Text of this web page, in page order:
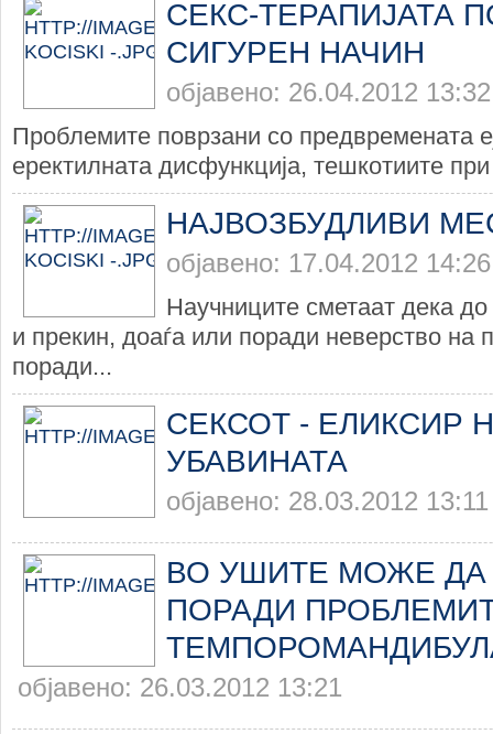
СЕКС-ТЕРАПИЈАТА
СИГУРЕН НАЧИН
објавено: 26.04.2012 13:32
Проблемите поврзани со предвремената
еректилната дисфункција, тешкотиите
НАЈВОЗБУДЛИВИ
објавено: 17.04.2012 14:26
Научниците сметаат дека
и прекин, доаѓа или поради неверство на
поради...
СЕКСОТ - ЕЛИКСИР
УБАВИНАТА
објавено: 28.03.2012 13:11
ВО УШИТЕ МОЖЕ ДА
ПОРАДИ
објавено: 26.03.2012 13:21